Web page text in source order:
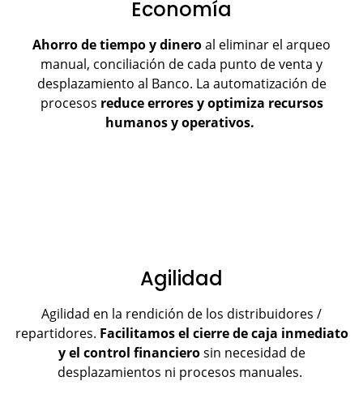
Economía
Ahorro de tiempo y dineroal eliminar el arqueo
manual, conciliación de cada punto de venta y
desplazamiento al Banco. La automatización de
procesos reduce errores y optimiza recursos
humanos y operativos.
Agilidad
Agilidad en la rendición de los distribuidores /
repartidores. Facilitamos el cierre de caja inmediato
y el control financierosin necesidad de
desplazamientos ni procesos manuales.